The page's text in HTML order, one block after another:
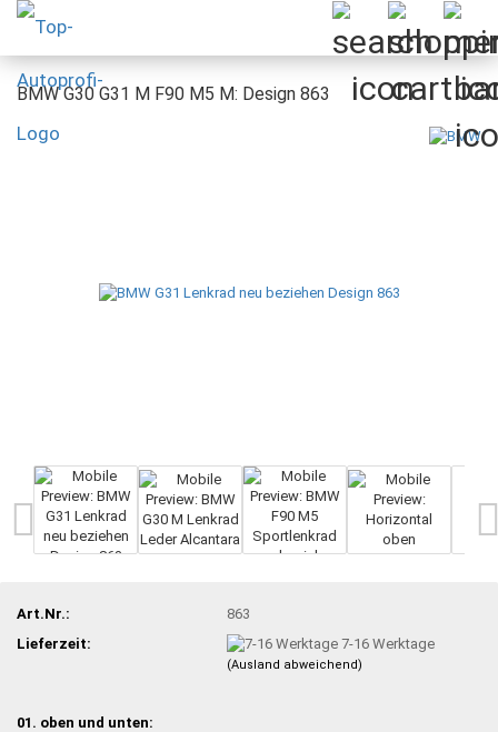
BMW G30 G31 M F90 M5 M: Design 863
Art.Nr.:
863
Lieferzeit:
7-16 Werktage
(Ausland abweichend)
01. oben und unten: